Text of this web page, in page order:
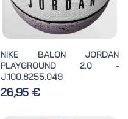
NIKE BALON JORDAN
PLAYGROUND 2.0 -
J.100.8255.049
26,95 €